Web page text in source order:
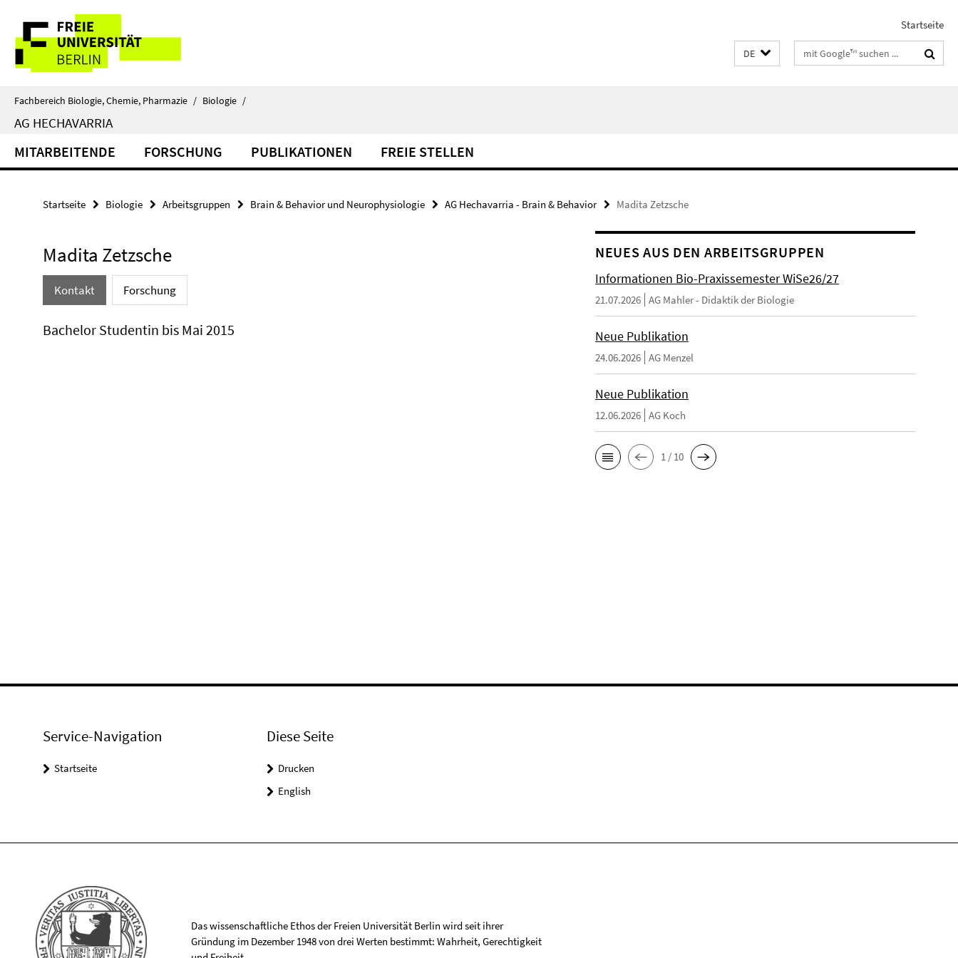
direkt
Inhalt
Service-
Navigation
Startseite
DE Suchbegriffe
Fachbereich Biologie, Chemie, Pharmazie / Biologie /
AG HECHAVARRIA
MITARBEITENDE FORSCHUNG PUBLIKATIONEN FREIE STELLEN
Startseite Biologie Arbeitsgruppen Brain & Behavior und Neurophysiologie AG Hechavarria - Brain & Behavior Madita Zetzsche
Madita Zetzsche
Kontakt Forschung
Bachelor Studentin bis Mai 2015
NEUES AUS DEN ARBEITSGRUPPEN
Informationen Bio-Praxissemester WiSe26/27
21.07.2026 AG Mahler - Didaktik der Biologie
Neue Publikation
24.06.2026 AG Menzel
Neue Publikation
12.06.2026 AG Koch
1 / 10
Service-Navigation
Startseite
Diese Seite
Drucken
English
Das wissenschaftliche Ethos der Freien Universität Berlin wird seit ihrer
Gründung im Dezember 1948 von drei Werten bestimmt: Wahrheit, Gerechtigkeit